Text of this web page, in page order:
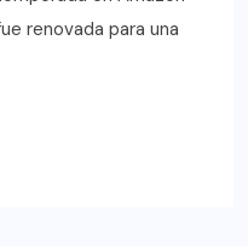
renovada para una